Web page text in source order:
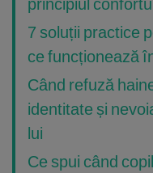
7 soluții practice
ce funcționează
Când refuză
identitate și
lui
Ce spui când